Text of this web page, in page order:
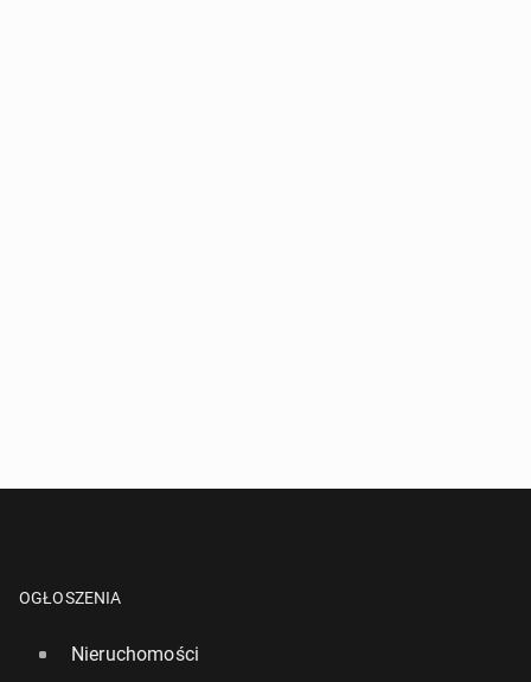
OGŁOSZENIA
Nieruchomości